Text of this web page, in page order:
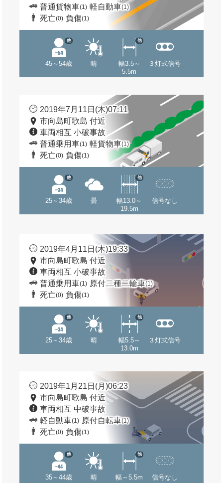
普通貨物車(1) 軽自動車(1)
死亡(0) 負傷(1)
45～54歳
他
晴
幅3.5～
5.5m
他
３灯式信号
2019年7月11日(木)07:11
市向島町歌島 付近
車両相互 小破事故
普通乗用車(1) 軽貨物車(1)
死亡(0) 負傷(1)
25～34歳
他
曇
幅13.0～
19.5m
他
信号なし
2019年4月11日(木)19:33
市向島町歌島 付近
車両相互 小破事故
普通乗用車(1) 原付二種二輪車(1)
死亡(0) 負傷(1)
25～34歳
他
晴
幅5.5～
13.0m
他
３灯式信号
2019年1月21日(月)06:23
市向島町歌島 付近
車両相互 中破事故
軽自動車(1) 原付自転車(1)
死亡(0) 負傷(1)
35～44歳
他
晴 幅～5.5m
他
信号なし